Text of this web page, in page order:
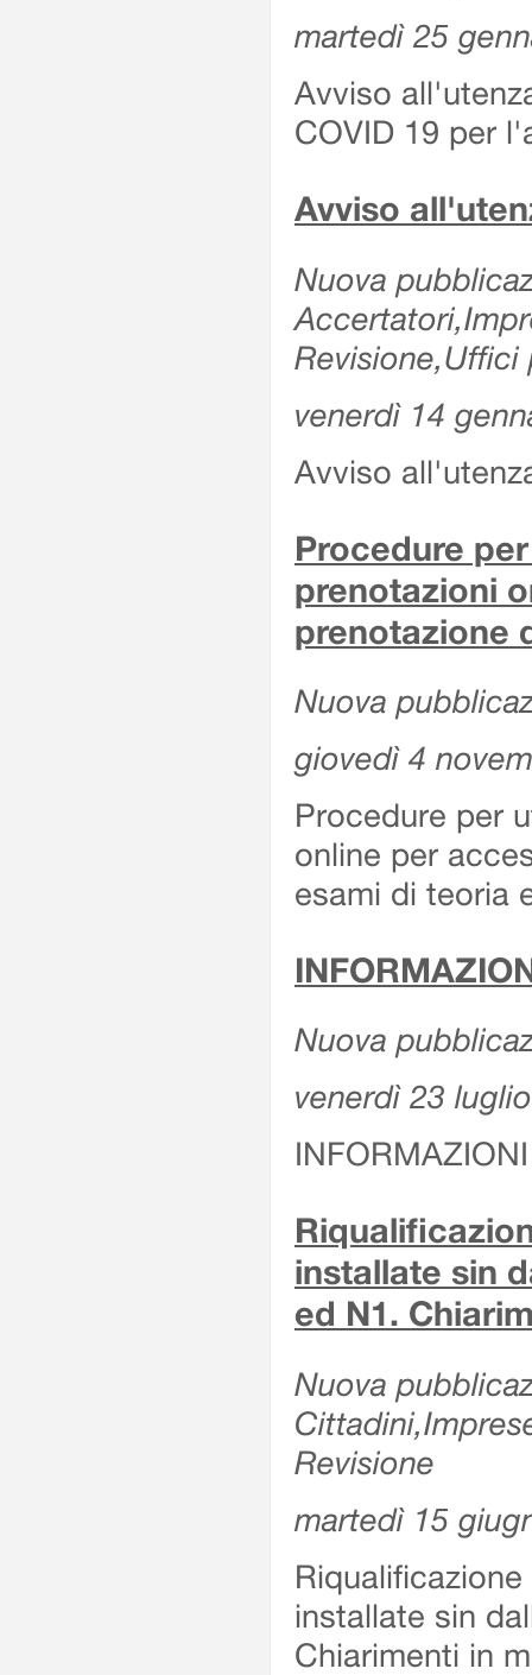
martedì 25
Avviso
COVID 19 per
Avviso
Nuova
Revisione,Uffici
venerdì 14
Avviso
Procedure
prenotazioni
prenotazione
Nuova
giovedì 4
Procedure per
online per
esami di teoria
Nuova
venerdì 23
installate sin
ed N1.
Nuova
Revisione
martedì 15
installate sin
Chiarimenti in